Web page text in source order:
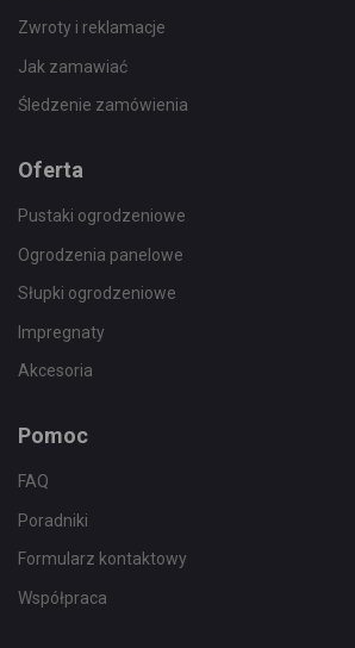
Zwroty i reklamacje
Jak zamawiać
Śledzenie zamówienia
Oferta
Pustaki ogrodzeniowe
Ogrodzenia panelowe
Słupki ogrodzeniowe
Impregnaty
Akcesoria
Pomoc
FAQ
Poradniki
Formularz kontaktowy
Współpraca